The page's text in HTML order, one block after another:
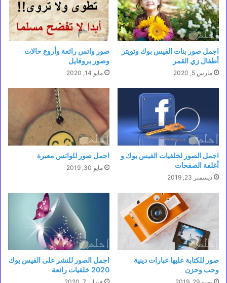
اجمل صور بنات الفيس بوك وتويتر
أطفال زي القمر
مارس 5, 2020
صور واتس رائعة وأروع حالات
وصور بروفايل
مايو 14, 2020
اجمل الصور لخلفيات الفيس بوك و
أغلفة الصفحات
ديسمبر 23, 2019
اجمل صور للواتس معبرة
مايو 30, 2019
صور للكتابة عليها عبارات دينية
وحب وحزن
اجمل الصور للنشر على الفيس بوك
2020 خلفيات رائعة